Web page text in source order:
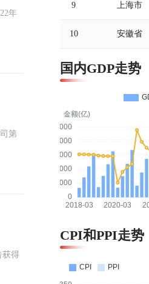
9 上海市
10 安徽省
国内GDP走势
CPI和PPI走势